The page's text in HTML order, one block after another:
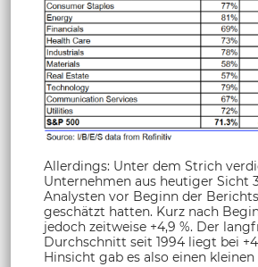
Allerdings: Unter dem Strich
Unternehmen aus heutiger Sicht
Analysten vor Beginn der
geschätzt hatten. Kurz nach
jedoch zeitweise +4,9 %. Der
Durchschnitt seit 1994 liegt bei
Hinsicht gab es also einen kleinen